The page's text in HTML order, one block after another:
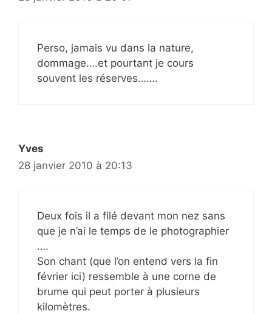
Perso, jamais vu dans la nature,
dommage….et pourtant je cours
souvent les réserves…….
Yves
28 janvier 2010 à 20:13
Deux fois il a filé devant mon nez sans
que je n’ai le temps de le photographier
….
Son chant (que l’on entend vers la fin
février ici) ressemble à une corne de
brume qui peut porter à plusieurs
kilomètres.